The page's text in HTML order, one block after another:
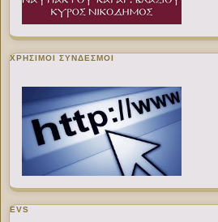
ΧΡΉΣΙΜΟΙ ΣΎΝΔΕΣΜΟΙ
EVS